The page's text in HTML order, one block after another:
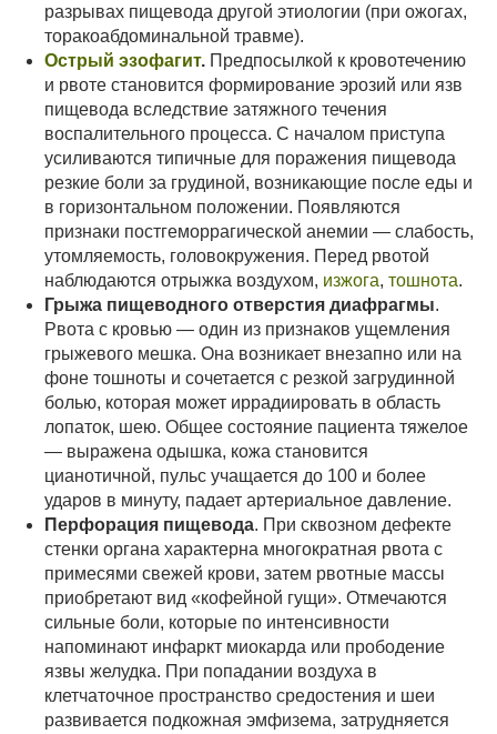
разрывах пищевода другой этиологии (при ожогах,
торакоабдоминальной травме).
Острый эзофагит. Предпосылкой к кровотечению
и рвоте становится формирование эрозий или язв
пищевода вследствие затяжного течения
воспалительного процесса. С началом приступа
усиливаются типичные для поражения пищевода
резкие боли за грудиной, возникающие после еды и
в горизонтальном положении. Появляются
признаки постгеморрагической анемии — слабость,
утомляемость, головокружения. Перед рвотой
наблюдаются отрыжка воздухом, изжога, тошнота.
Грыжа пищеводного отверстия диафрагмы.
Рвота с кровью — один из признаков ущемления
грыжевого мешка. Она возникает внезапно или на
фоне тошноты и сочетается с резкой загрудинной
болью, которая может иррадиировать в область
лопаток, шею. Общее состояние пациента тяжелое
— выражена одышка, кожа становится
цианотичной, пульс учащается до 100 и более
ударов в минуту, падает артериальное давление.
Перфорация пищевода. При сквозном дефекте
стенки органа характерна многократная рвота с
примесями свежей крови, затем рвотные массы
приобретают вид «кофейной гущи». Отмечаются
сильные боли, которые по интенсивности
напоминают инфаркт миокарда или прободение
язвы желудка. При попадании воздуха в
клетчаточное пространство средостения и шеи
развивается подкожная эмфизема, затрудняется